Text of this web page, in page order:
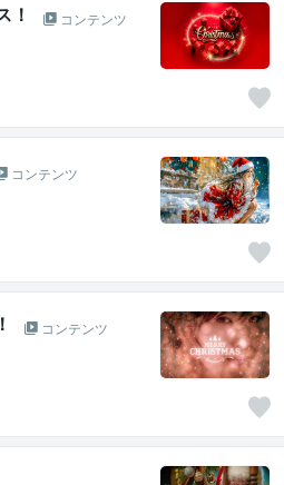
！
コンテンツ
コンテンツ
コンテンツ